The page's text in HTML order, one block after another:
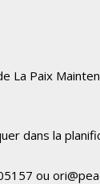
La Paix
dans la
ou